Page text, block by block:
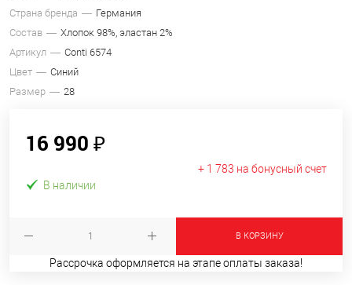
Страна бренда
Германия
Состав
Хлопок 98%, эластан 2%
Артикул
Conti 6574
Цвет
Синий
Размер
28
16 990 ₽
+ 1 783 на бонусный счет
В наличии
В КОРЗИНУ
Рассрочка оформляется на этапе оплаты заказа!